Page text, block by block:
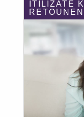
ITILIZATÈ KI
RETOUNEN